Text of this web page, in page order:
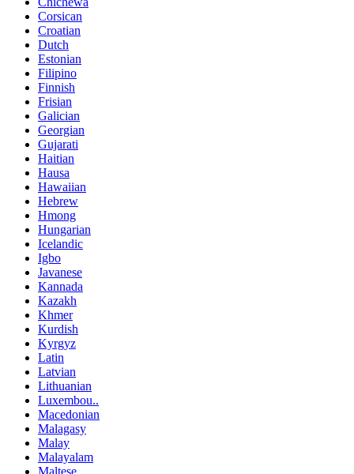
Corsican
Croatian
Dutch
Estonian
Filipino
Finnish
Frisian
Galician
Georgian
Gujarati
Haitian
Hausa
Hawaiian
Hebrew
Hmong
Hungarian
Icelandic
Igbo
Javanese
Kannada
Kazakh
Khmer
Kurdish
Kyrgyz
Latin
Latvian
Lithuanian
Luxembou..
Macedonian
Malagasy
Malay
Malayalam
Maltese